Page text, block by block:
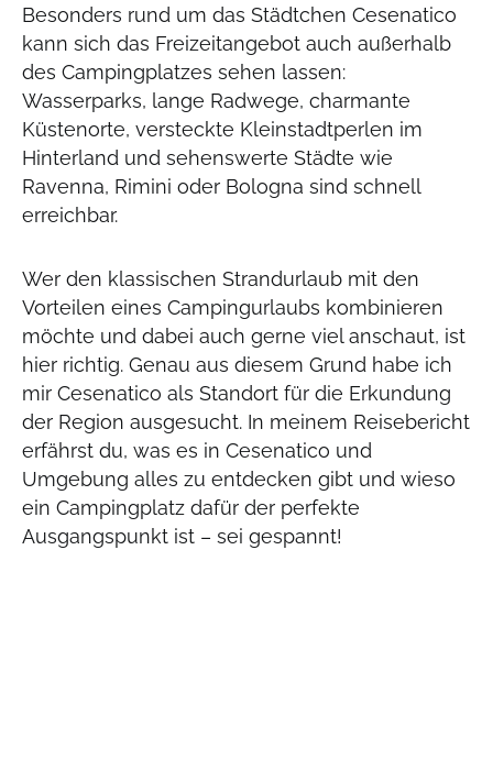
Besonders rund um das Städtchen Cesenatico
kann sich das Freizeitangebot auch außerhalb
des Campingplatzes sehen lassen:
Wasserparks, lange Radwege, charmante
Küstenorte, versteckte Kleinstadtperlen im
Hinterland und sehenswerte Städte wie
Ravenna, Rimini oder Bologna sind schnell
erreichbar.
Wer den klassischen Strandurlaub mit den
Vorteilen eines Campingurlaubs kombinieren
möchte und dabei auch gerne viel anschaut, ist
hier richtig. Genau aus diesem Grund habe ich
mir Cesenatico als Standort für die Erkundung
der Region ausgesucht. In meinem Reisebericht
erfährst du, was es in Cesenatico und
Umgebung alles zu entdecken gibt und wieso
ein Campingplatz dafür der perfekte
Ausgangspunkt ist – sei gespannt!